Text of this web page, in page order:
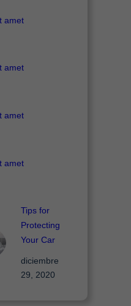
amet
amet
amet
amet
Tips for
Protecting
Your Car
diciembre
29, 2020